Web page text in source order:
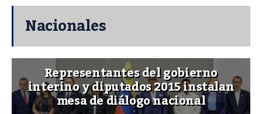
Nacionales
Representantes del gobierno
interino y diputados 2015 instalan
mesa de diálogo nacional